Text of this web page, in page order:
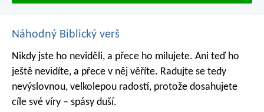
Náhodný Biblický verš
Nikdy jste ho neviděli, a přece ho milujete. Ani teď ho
ještě nevidíte, a přece v něj věříte. Radujte se tedy
nevýslovnou, velkolepou radostí, protože dosahujete
cíle své víry – spásy duší.